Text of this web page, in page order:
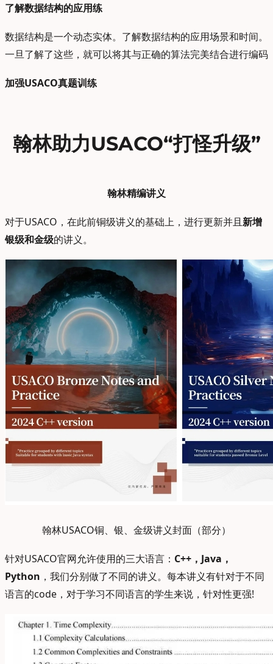
了解数据结构的应用练
数据结构是一个动态实体。了解数据结构的应用场景和时间。
一旦了解了这些，就可以将其与正确的算法完美结合进行编码
加强USACO真题训练
翰林助力USACO“打怪升级”
翰林精编讲义
对于USACO，在此前铜级讲义的基础上，进行更新并且新增
银级和金级的讲义。
翰林USACO铜、银、金级讲义封面（部分）
针对USACO官网允许使用的三大语言： C++，Java，
Python ，我们分别做了不同的讲义。每本讲义有针对于不同
语言的code，对于学习不同语言的学生来说，针对性更强!